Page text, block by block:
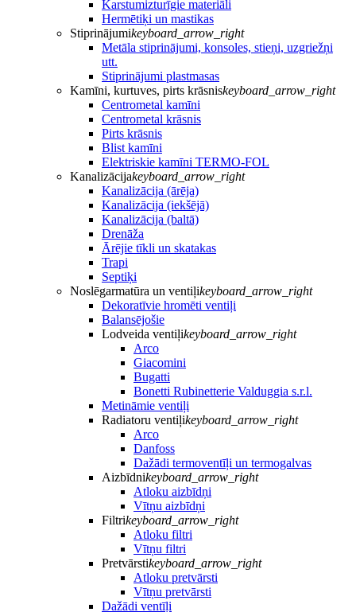
Karstumizturīgie materiāli
Hermētiķi un mastikas
Stiprinājumikeyboard_arrow_right
Metāla stiprinājumi, konsoles, stieņi, uzgriežņi
utt.
Stiprinājumi plastmasas
Kamīni, kurtuves, pirts krāsniskeyboard_arrow_right
Centrometal kamīni
Centrometal krāsnis
Pirts krāsnis
Blist kamīni
Elektriskie kamīni TERMO-FOL
Kanalizācijakeyboard_arrow_right
Kanalizācija (ārēja)
Kanalizācija (iekšējā)
Kanalizācija (baltā)
Drenāža
Ārējie tīkli un skatakas
Trapi
Septiķi
Noslēgarmatūra un ventiļikeyboard_arrow_right
Dekoratīvie hromēti ventiļi
Balansējošie
Lodveida ventiļikeyboard_arrow_right
Arco
Giacomini
Bugatti
Bonetti Rubinetterie Valduggia s.r.l.
Metināmie ventiļi
Radiatoru ventiļikeyboard_arrow_right
Arco
Danfoss
Dažādi termoventīļi un termogalvas
Aizbīdnikeyboard_arrow_right
Atloku aizbīdņi
Vītņu aizbīdņi
Filtrikeyboard_arrow_right
Atloku filtri
Vītņu filtri
Pretvārstikeyboard_arrow_right
Atloku pretvārsti
Vītņu pretvārsti
Dažādi ventīļi